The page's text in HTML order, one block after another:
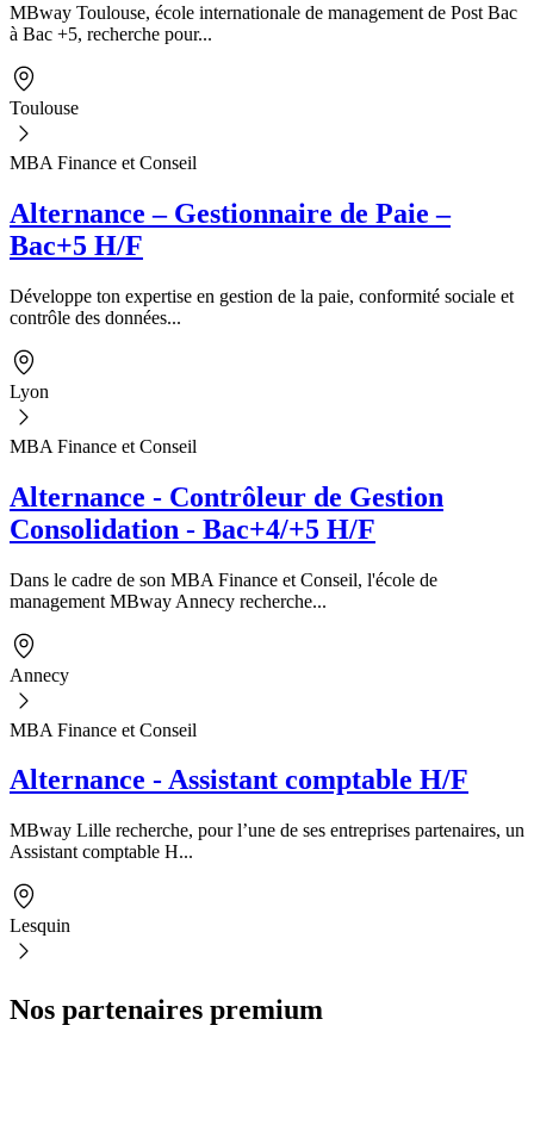
MBway Toulouse, école internationale de management de Post Bac
à Bac +5, recherche pour...
Toulouse
MBA Finance et Conseil
Alternance – Gestionnaire de Paie –
Bac+5 H/F
Développe ton expertise en gestion de la paie, conformité sociale et
contrôle des données...
Lyon
MBA Finance et Conseil
Alternance - Contrôleur de Gestion
Consolidation - Bac+4/+5 H/F
Dans le cadre de son MBA Finance et Conseil, l'école de
management MBway Annecy recherche...
Annecy
MBA Finance et Conseil
Alternance - Assistant comptable H/F
MBway Lille recherche, pour l’une de ses entreprises partenaires, un
Assistant comptable H...
Lesquin
Nos partenaires premium